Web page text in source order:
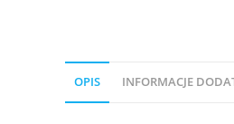
OPIS INFORMACJE